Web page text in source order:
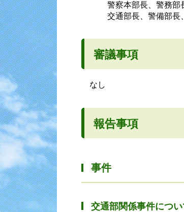
警察本部長、警務部
交通部長、警備部長
審議事項
なし
報告事項
事件
交通部関係事件につい